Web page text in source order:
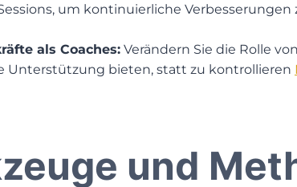
um kontinuierliche
als Coaches: Verändern Sie die Rolle
Unterstützung bieten, statt zu kontrollieren​
und